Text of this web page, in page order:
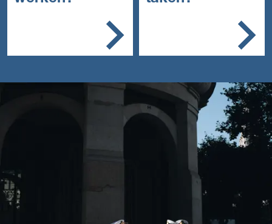
De operationele dienst
dienst aan boord van een
Zorgt voor uitrusting
Je traint en
Je verblijft en oefent
op een militaire
locatie
Je treedt op bij
incidenten en
calamiteiten
beveiligingstaken uit